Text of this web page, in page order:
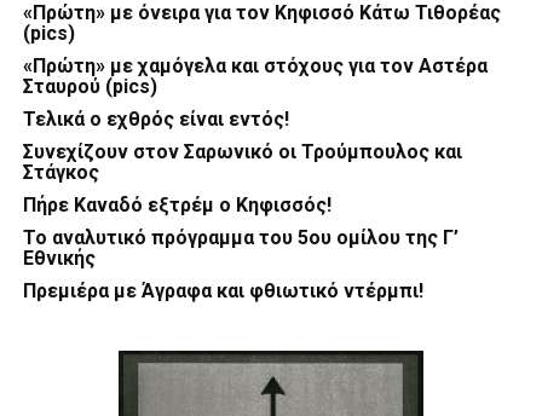
«Πρώτη» με όνειρα για τον Κηφισσό Κάτω Τιθορέας
(pics)
«Πρώτη» με χαμόγελα και στόχους για τον Αστέρα
Σταυρού (pics)
Τελικά ο εχθρός είναι εντός!
Συνεχίζουν στον Σαρωνικό οι Τρούμπουλος και
Στάγκος
Πήρε Καναδό εξτρέμ ο Κηφισσός!
Το αναλυτικό πρόγραμμα του 5ου ομίλου της Γ’
Εθνικής
Πρεμιέρα με Άγραφα και φθιωτικό ντέρμπι!